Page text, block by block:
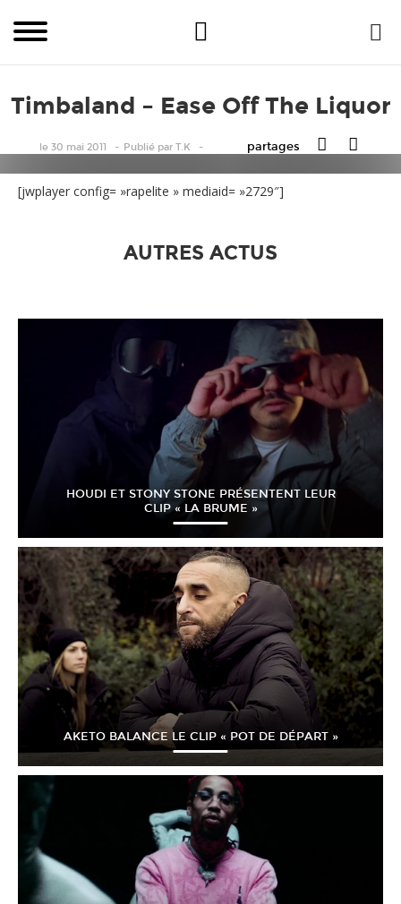
Timbaland – Ease Off The Liquor
le 30 mai 2011 Publiépar T.K partages
[jwplayer config= »rapelite » mediaid= »2729″]
AUTRES ACTUS
HOUDI ET STONY STONE PRÉSENTENT LEUR
CLIP « LA BRUME »
AKETO BALANCE LE CLIP « POT DE DÉPART »